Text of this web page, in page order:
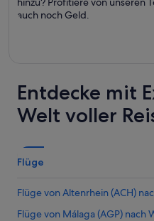
auch noch Geld.
Entdecke mit
Welt voller
Flüge
Flüge von Altenrhein (ACH)
Flüge von Málaga (AGP) nach